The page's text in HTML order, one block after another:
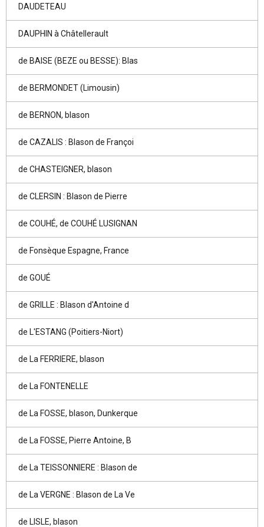
DAUDETEAU
DAUPHIN à Châtellerault
de BAISE (BEZE ou BESSE): Blas
de BERMONDET (Limousin)
de BERNON, blason
de CAZALIS : Blason de Françoi
de CHASTEIGNER, blason
de CLERSIN : Blason de Pierre
de COUHÉ, de COUHÉ LUSIGNAN
de Fonsèque Espagne, France
de GOUÉ
de GRILLE : Blason d'Antoine d
de L'ESTANG (Poitiers-Niort)
de La FERRIERE, blason
de La FONTENELLE
de La FOSSE, blason, Dunkerque
de La FOSSE, Pierre Antoine, B
de La TEISSONNIERE : Blason de
de La VERGNE : Blason de La Ve
de LISLE, blason